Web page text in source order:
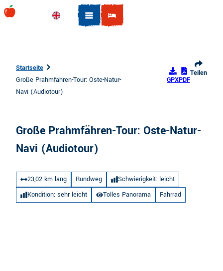
EnglischSuche
Startseite
Große Prahmfähren-Tour: Oste-Natur-
Navi (Audiotour)
GPXPDF
Teilen
Große Prahmfähren-Tour: Oste-Natur-
Navi (Audiotour)
23,02 km lang Rundweg
Schwierigkeit: leicht
Kondition: sehr leicht
Tolles Panorama Fahrrad